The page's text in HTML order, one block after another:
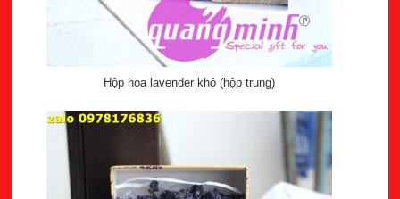
Hộp hoa lavender khô (hộp trung)